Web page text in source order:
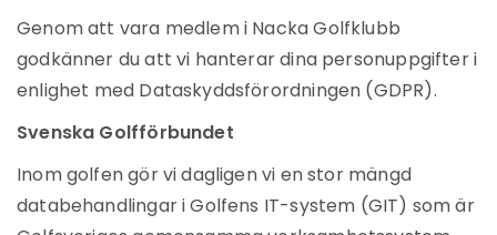
Genom att vara medlem i Nacka Golfklubb
godkänner du att vi hanterar dina personuppgifter i
enlighet med Dataskyddsförordningen (GDPR).
Svenska Golfförbundet
Inom golfen gör vi dagligen vi en stor mängd
databehandlingar i Golfens IT-system (GIT) som är